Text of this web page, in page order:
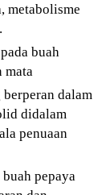
metabolisme
buah
mata
dalam
didalam
penuaan
pepaya